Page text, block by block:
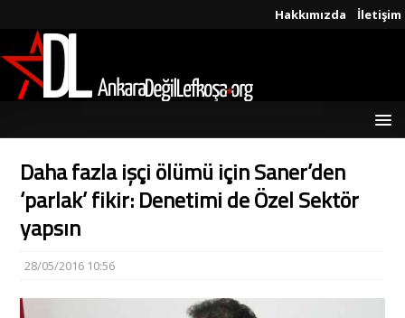
Hakkımızda İletişim
Daha fazla işçi ölümü için Saner’den
‘parlak’ fikir: Denetimi de Özel Sektör
yapsın
28/05/2016 10:56